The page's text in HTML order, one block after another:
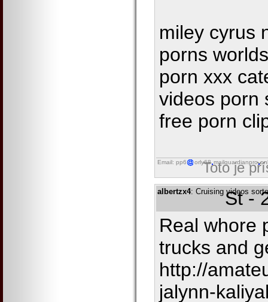
miley cyrus
porns
porn xxx
videos porn
free porn
Email: pp6 orly68 mailguardianpro
Toto je
albertzx4: Cruising videos
St -
Real whore
trucks and
http://
jalynn-